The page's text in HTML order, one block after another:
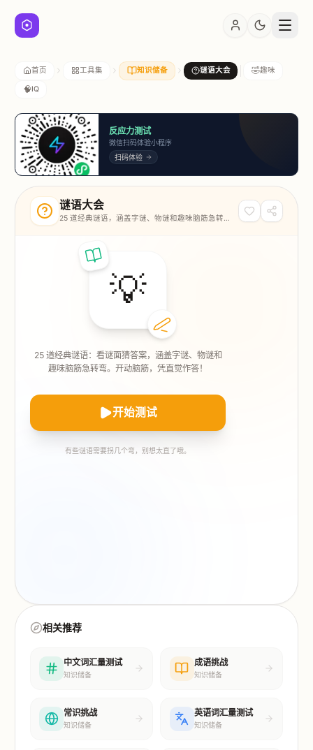
首页 工具集 知识储备 谜语大会 🤣趣味
🧠IQ
反应力测试
微信扫码体验小程序
扫码体验
谜语大会
25 道经典谜语，涵盖字谜、物谜和趣味脑筋急转
💡
25 道经典谜语：看谜面猜答案，涵盖字谜、物谜和
趣味脑筋急转弯。开动脑筋，凭直觉作答！
开始测试
有些谜语需要拐几个弯，别想太直了哦。
相关推荐
中文词汇量测试
知识储备
成语挑战
知识储备
常识挑战
知识储备
英语词汇量测试
知识储备